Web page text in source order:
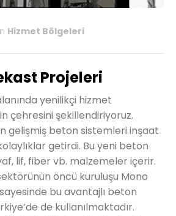
Hizmet Bölgeleri
Projeleri
yenilikçi hizmet
çehresini şekillendiriyoruz.
gelişmiş beton sistemleri inşaat
getirdi. Bu yeni beton
lif, fiber vb. malzemeler içerir.
öncü kuruluşu Mono
bu avantajlı beton
de kullanılmaktadır.